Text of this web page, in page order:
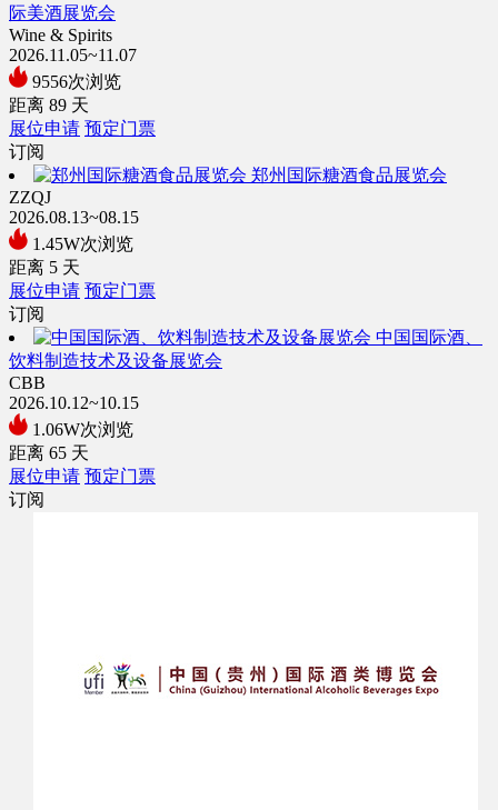
际美酒展览会
Wine & Spirits
2026.11.05~11.07
9556次浏览
距离 89 天
展位申请 预定门票
订阅
郑州国际糖酒食品展览会
ZZQJ
2026.08.13~08.15
1.45W次浏览
距离 5 天
展位申请 预定门票
订阅
中国国际酒、
饮料制造技术及设备展览会
CBB
2026.10.12~10.15
1.06W次浏览
距离 65 天
展位申请 预定门票
订阅